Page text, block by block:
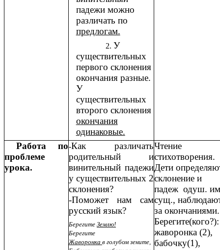
падежи можно
различать по
предлогам.
У
существительных
первого склонения
окончания разные.
У
существительных
второго склонения
окончания
одинаковые.
Работа по
проблеме
урока.
-Как различать
родительный и
винительный падежи
у существительных 2
склонения?
-Поможет нам сам
русский язык?
Берегите Землю!
Берегите
Жаворонка в голубом зените,
Чтение
стихотворения.
Дети
склонение и
падеж одуш.
сущ.,
за окончаниями.
Берегите(кого?):
жаворонка (2),
бабочку(1),